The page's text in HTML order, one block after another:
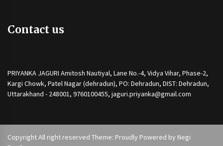
Contact us
PRIYANKA JAGURI Amitosh Nautiyal, Lane No.-4, Vidya Vihar, Phase-2,
Kargi Chowk, Patel Nagar (dehradun), PO: Dehradun, DIST: Dehradun,
Uttarakhand - 248001, 9760100455, jaguri.priyanka@gmail.com
Copyright All right reserved Theme: Proudly Powered by Negi